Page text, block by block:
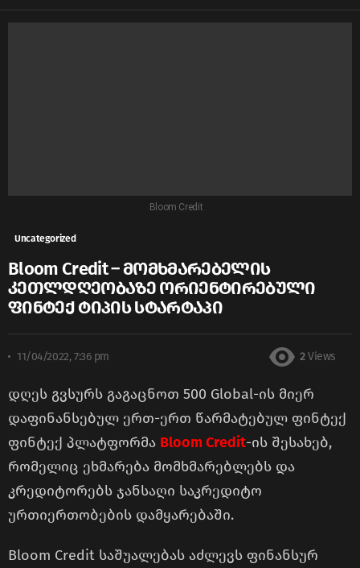
Bloom Credit
Uncategorized
Bloom Credit – მომხმარებელის
კეთლდღეობაზე ორიენტირებული
ფინტექ ტიპის სტარტაპი
11/04/2022, 7:36 pm 2 Views
დღეს გვსურს გაგაცნოთ 500 Global-ის მიერ
დაფინანსებულ ერთ-ერთ წარმატებულ ფინტექ
ფინტექ პლატფორმა Bloom Credit-ის შესახებ,
რომელიც ეხმარება მომხმარებლებს და
კრედიტორებს ჯანსაღი საკრედიტო
ურთიერთობების დამყარებაში.
Bloom Credit საშუალებას აძლევს ფინანსურ